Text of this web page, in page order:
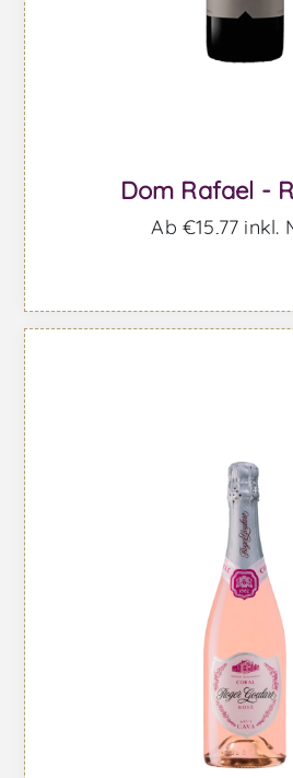
Dom Rafael -
Ab €15,77 inkl.